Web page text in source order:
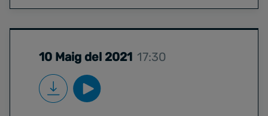
10 Maig del 2021 17:30